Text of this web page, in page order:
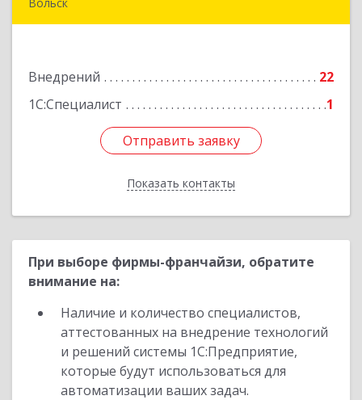
Внедрений
22
1С:Специалист
1
Отправить заявку
Показать контакты
Подробнее
Отправить заявку
Назад
При выборе фирмы-франчайзи, обратите
внимание на:
Наличие и количество специалистов,
аттестованных на внедрение технологий
и решений системы 1С:Предприятие,
которые будут использоваться для
автоматизации ваших задач.